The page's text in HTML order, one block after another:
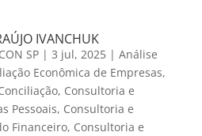
IVANCHUK
SP| 3 jul, 2025| Análise
Econômica de Empresas,
, Consultoria e
Pessoais, Consultoria e
Financeiro, Consultoria e